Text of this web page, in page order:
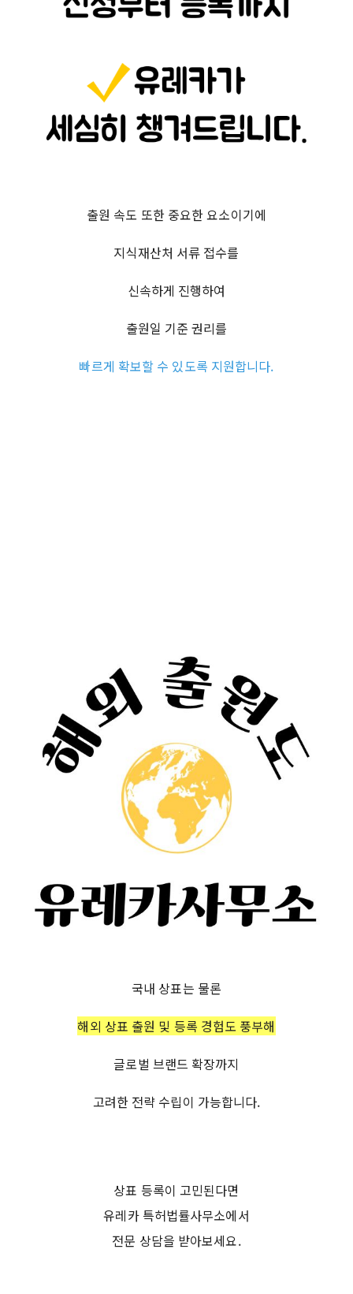
출원 속도 또한 중요한 요소이기에
지식재산처 서류 접수를
신속하게 진행하여
출원일 기준 권리를
빠르게 확보할 수 있도록 지원합니다.
국내 상표는 물론
해외 상표 출원 및 등록 경험도 풍부해
글로벌 브랜드 확장까지
고려한 전략 수립이 가능합니다.
상표 등록이 고민된다면
유레카 특허법률사무소에서
전문 상담을 받아보세요.